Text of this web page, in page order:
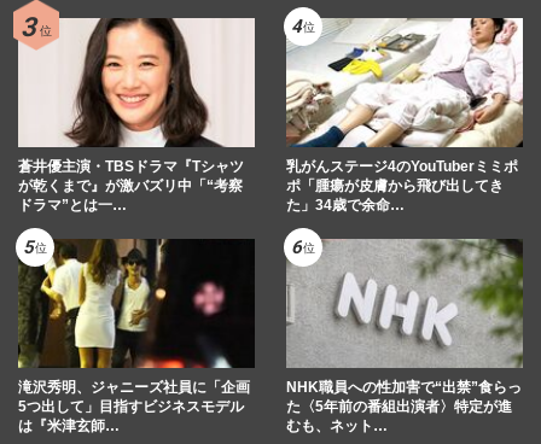
蒼井優主演・TBSドラマ『Tシャツ
が乾くまで』が激バズリ中「“考察
ドラマ”とは一…
乳がんステージ4のYouTuberミミポ
ポ「腫瘍が皮膚から飛び出してき
た」34歳で余命…
滝沢秀明、ジャニーズ社員に「企画
5つ出して」目指すビジネスモデル
は『米津玄師…
NHK職員への性加害で“出禁”食らっ
た〈5年前の番組出演者〉特定が進
むも、ネット…